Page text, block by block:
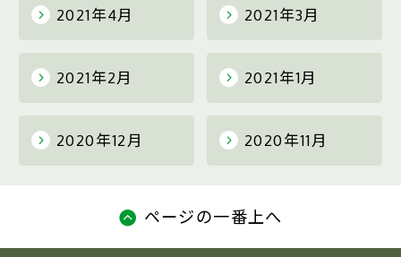
2021年4月 2021年3月
2021年2月 2021年1月
2020年12月 2020年11月
ページの一番上へ